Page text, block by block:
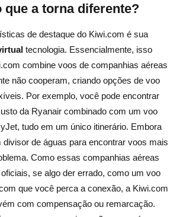
que a torna diferente?
de destaque do Kiwi.com é sua
tecnologia. Essencialmente, isso
combine voos de companhias aéreas
não cooperam, criando opções de voo
Por exemplo, você pode encontrar
da Ryanair combinado com um voo
tudo em um único itinerário. Embora
de águas para encontrar voos mais
Como essas companhias aéreas
se algo der errado, como um voo
que você perca a conexão, a Kiwi.com
com compensação ou remarcação.